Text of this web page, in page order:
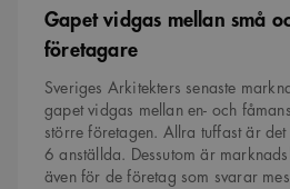
Gapet vidgas mellan små
företagare
Sveriges Arkitekters senaste
gapet vidgas mellan en- och
större företagen. Allra tuffast är
6 anställda. Dessutom är
även för de företag som svarar